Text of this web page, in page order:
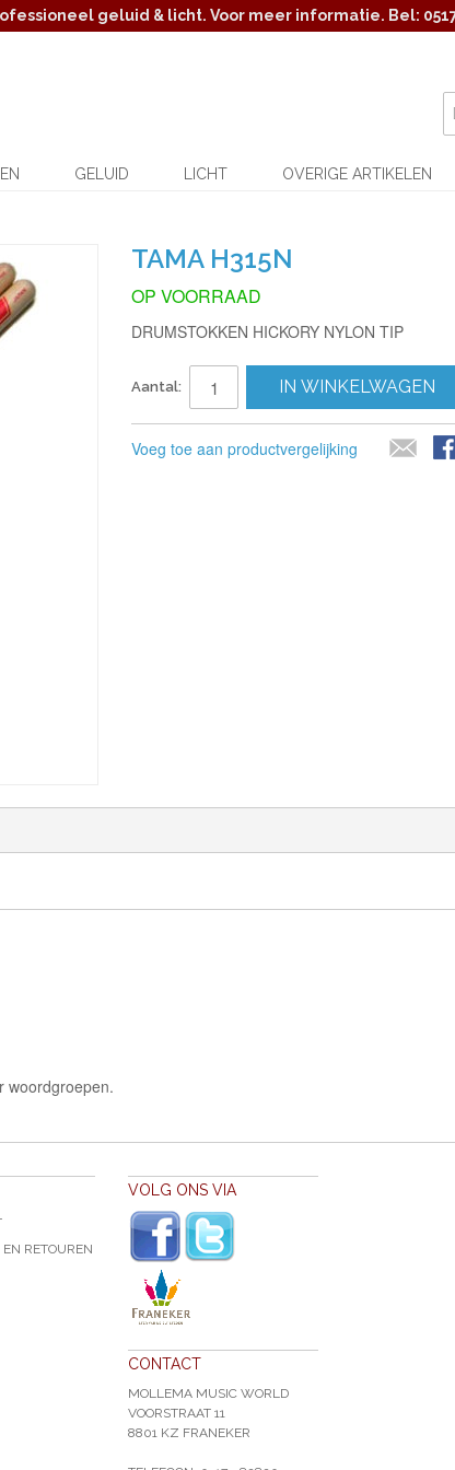
geluid & licht. Voor meer informatie. Bel:
GELUID LICHT OVERIGE ARTIKELEN
TAMA H315N
OP VOORRAAD
DRUMSTOKKEN HICKORY NYLON TIP
Aantal: IN WINKELWAGEN
Voeg toe aan productvergelijking
woordgroepen.
RETOUREN
VOLG ONS VIA
CONTACT
MOLLEMA MUSIC WORLD
VOORSTRAAT 11
8801 KZ FRANEKER